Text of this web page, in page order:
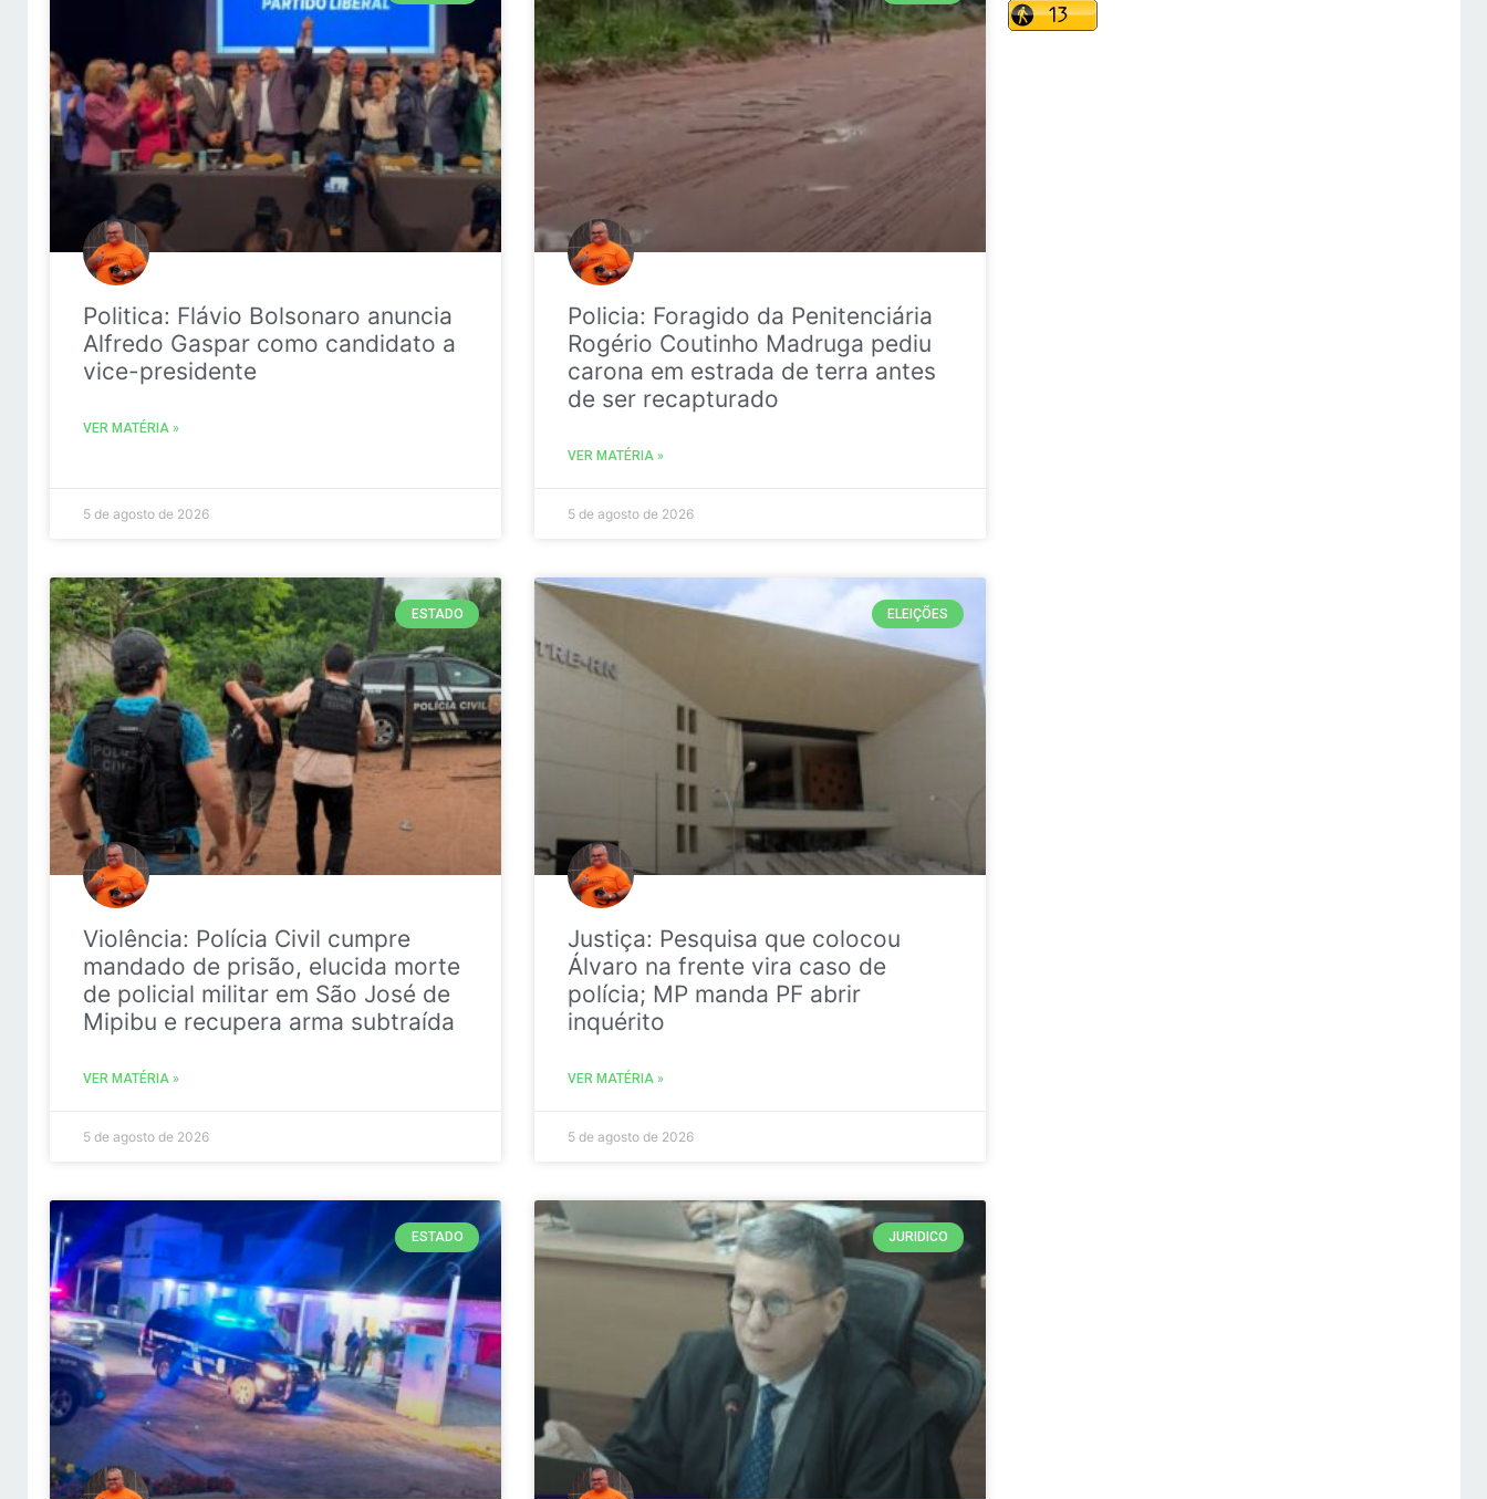
Politica: Flávio Bolsonaro anuncia
Alfredo Gaspar como candidato a
vice-presidente
VER MATÉRIA »
5 de agosto de 2026
Policia: Foragido da Penitenciária
Rogério Coutinho Madruga pediu
carona em estrada de terra antes
de ser recapturado
VER MATÉRIA »
5 de agosto de 2026
ESTADO
Violência: Polícia Civil cumpre
mandado de prisão, elucida morte
de policial militar em São José de
Mipibu e recupera arma subtraída
VER MATÉRIA »
5 de agosto de 2026
ELEIÇÕES
Justiça: Pesquisa que colocou
Álvaro na frente vira caso de
polícia; MP manda PF abrir
inquérito
VER MATÉRIA »
5 de agosto de 2026
ESTADO JURIDICO